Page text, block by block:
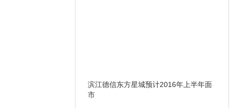
滨江德信东方星城预计2016年上半年面
市